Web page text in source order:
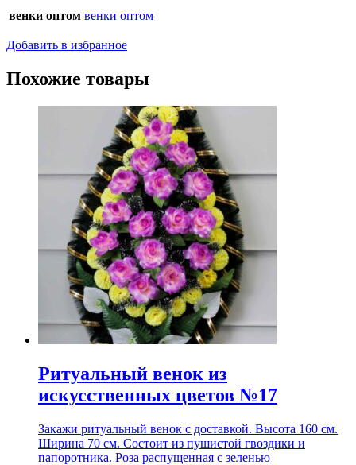
венки оптом венки оптом
Добавить в избранное
Похожие товары
Ритуальный венок из
искусственных цветов №17
Закажи ритуальный венок с доставкой. Высота 160 см.
Ширина 70 см. Состоит из пушистой гвоздики и
папоротника. Роза распущенная с зеленью